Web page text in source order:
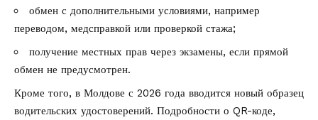
обмен с дополнительными условиями, например
переводом, медсправкой или проверкой стажа;
получение местных прав через экзамены, если прямой
обмен не предусмотрен.
Кроме того, в Молдове с 2026 года вводится новый образец
водительских удостоверений. Подробности о QR-коде,